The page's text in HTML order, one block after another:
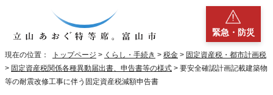
緊急・防災
現在の位置： トップページ > くらし・手続き > 税金 > 固定資産税・都市計画税
> 固定資産税関係各種異動届出書、申告書等の様式 > 要安全確認計画記載建築物
等の耐震改修工事に伴う固定資産税減額申告書